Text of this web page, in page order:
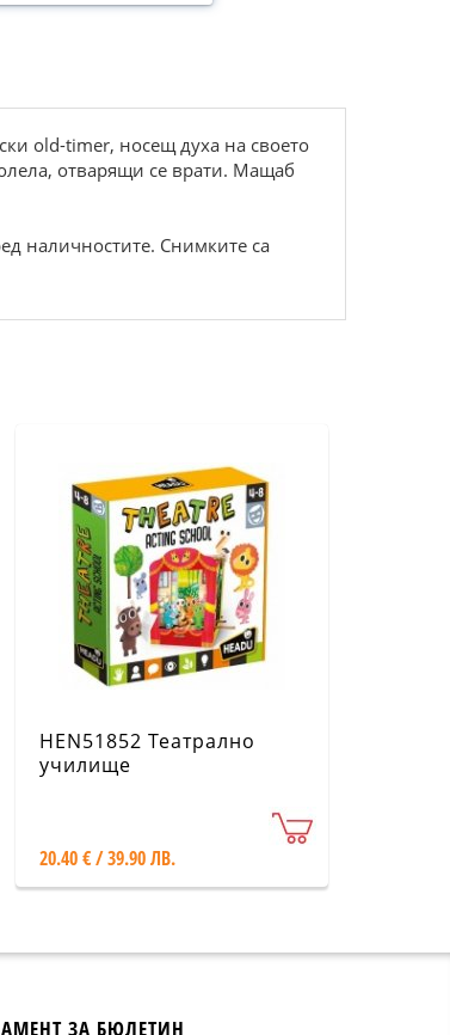
old-timer, носещ духа на своето
отварящи се врати. Мащаб
наличностите. Снимките са
HEN51852 Театрално
училище
20.40 € / 39.90 ЛВ.
ЗА БЮЛЕТИН